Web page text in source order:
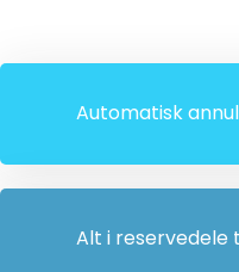
Automatisk
Alt i reservedele